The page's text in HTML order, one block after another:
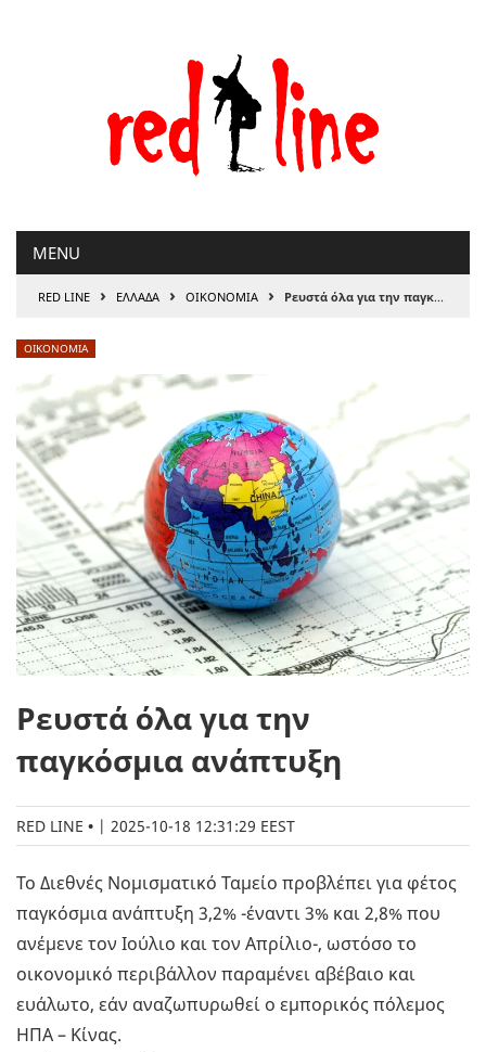
MENU
RED LINE › ΕΛΛΑΔΑ › ΟΙΚΟΝΟΜΙΑ › Ρευστά όλα για την παγκόσμια ανάπτυξη
ΟΙΚΟΝΟΜΙΑ
Ρευστά όλα για την
παγκόσμια ανάπτυξη
RED LINE | 2025-10-18 12:31:29 EEST
Το Διεθνές Νομισματικό Ταμείο προβλέπει για φέτος
παγκόσμια ανάπτυξη 3,2% -έναντι 3% και 2,8% που
ανέμενε τον Ιούλιο και τον Απρίλιο-, ωστόσο το
οικονομικό περιβάλλον παραμένει αβέβαιο και
ευάλωτο, εάν αναζωπυρωθεί ο εμπορικός πόλεμος
ΗΠΑ – Κίνας.